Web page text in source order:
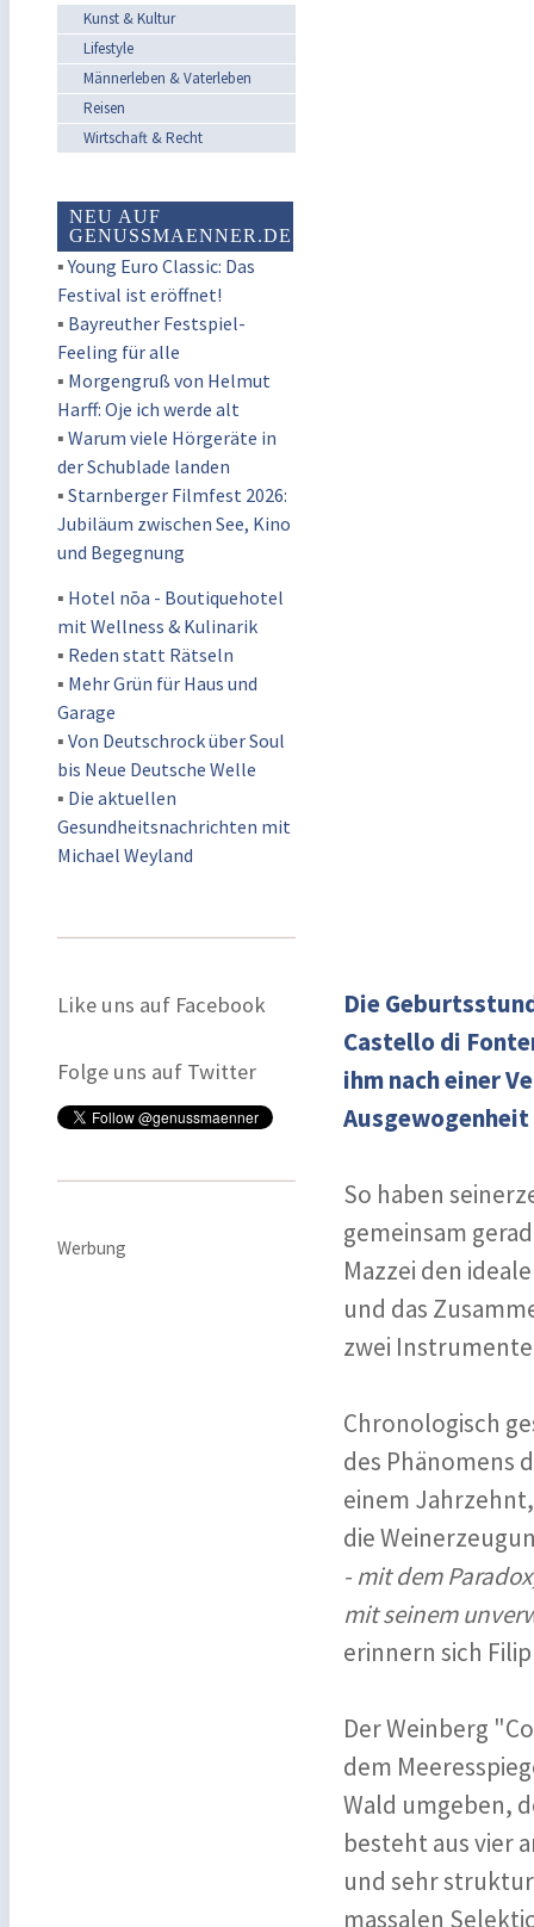
Kunst & Kultur
Lifestyle
Männerleben & Vaterleben
Reisen
Wirtschaft & Recht
NEU AUF
GENUSSMAENNER.DE
▪Young Euro Classic: Das
Festival ist eröffnet!
▪ Bayreuther Festspiel-
Feeling für alle
▪ Morgengruß von Helmut
Harff: Oje ich werde alt
▪ Warum viele Hörgeräte in
der Schublade landen
▪ Starnberger Filmfest 2026:
Jubiläum zwischen See, Kino
und Begegnung
▪ Hotel nōa - Boutiquehotel
mit Wellness & Kulinarik
▪ Reden statt Rätseln
▪ Mehr Grün für Haus und
Garage
▪ Von Deutschrock über Soul
bis Neue Deutsche Welle
▪ Die aktuellen
Gesundheitsnachrichten mit
Michael Weyland
Like uns auf Facebook
Folge uns auf Twitter
Werbung
Die
Castello di
ihm nach einer
Ausgewogenheit
So haben
gemeinsam
Mazzei den
und das
zwei
Chronologisch
des Phänomens
einem
die
- mit dem
mit seinem
erinnern sich
Der Weinberg
dem
Wald umgeben,
besteht aus vier
und sehr
massalen